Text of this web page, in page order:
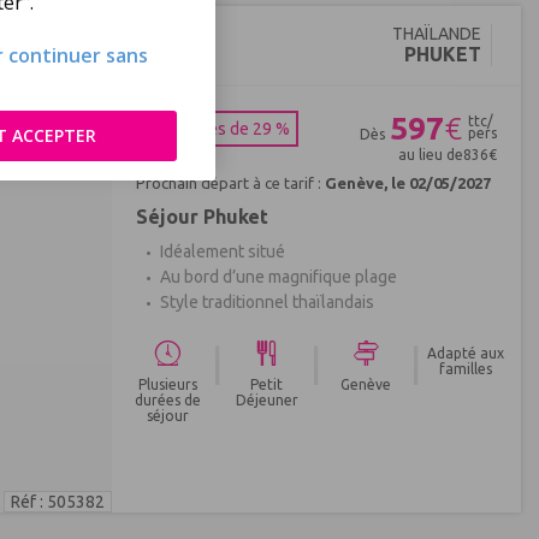
continuer sans
ACCEPTER
THAÏLANDE
PHUKET
Réf : 505382
Économies de 29 % Dès 597€ ttc/
pers
au lieu de836€
Prochain départ à ce tarif : Genève, le 02/05/2027
Séjour Phuket
Idéalement situé
Au bord d’une magnifique plage
Style traditionnel thaïlandais
Plusieurs
durées de
séjour
Petit
Déjeuner
Genève
Adapté aux
familles